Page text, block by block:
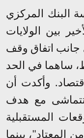
البنك المركزي
بين الولايات
جانب اتفاق وقف
ساهما في الحد
وأكدت أن
مع هدف
التوقعات المستقبلية
المعتاد"، بينما